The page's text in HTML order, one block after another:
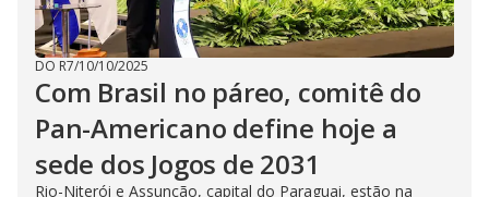
DO R7/10/10/2025
Com Brasil no páreo, comitê do
Pan-Americano define hoje a
sede dos Jogos de 2031
Rio-Niterói e Assunção, capital do Paraguai, estão na